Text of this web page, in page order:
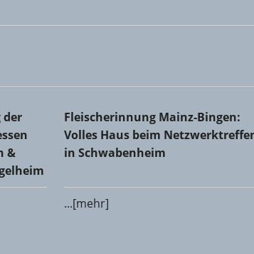
Zimmerer-Innung Rheinhessen bei Holzbau
der
&
Fleischerinnung Mainz-Bingen:
Schwabenheim
Fleischerinnung Mainz-Bingen:
Volles Haus beim
in Schwabenheim
...[mehr]